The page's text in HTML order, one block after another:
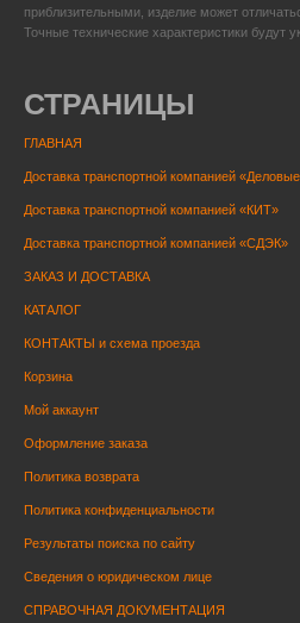
приблизительными, изделие может
Точные технические характеристики будут
СТРАНИЦЫ
ГЛАВНАЯ
Доставка транспортной компанией
Доставка транспортной компанией «КИТ»
Доставка транспортной компанией «СДЭК»
ЗАКАЗ И ДОСТАВКА
КАТАЛОГ
КОНТАКТЫ и схема проезда
Корзина
Мой аккаунт
Оформление заказа
Политика возврата
Политика конфиденциальности
Результаты поиска по сайту
Сведения о юридическом лице
СПРАВОЧНАЯ ДОКУМЕНТАЦИЯ